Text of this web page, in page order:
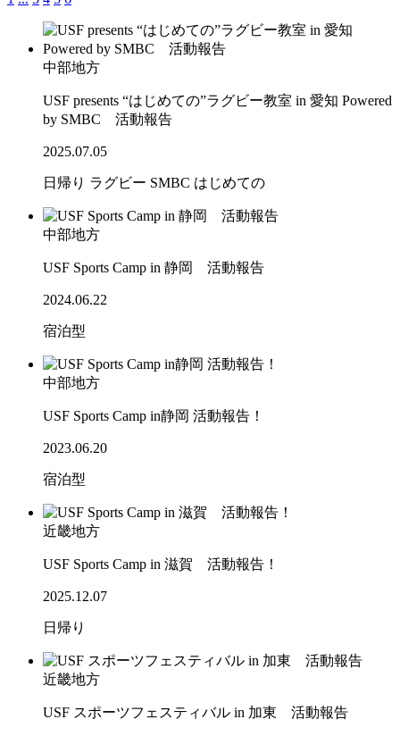
中部地方
USF presents “はじめての”ラグビー教室 in 愛知 Powered
by SMBC 活動報告
2025.07.05
日帰り ラグビー SMBC はじめての
中部地方
USF Sports Camp in 静岡 活動報告
2024.06.22
宿泊型
中部地方
USF Sports Camp in静岡 活動報告！
2023.06.20
宿泊型
近畿地方
USF Sports Camp in 滋賀 活動報告！
2025.12.07
日帰り
近畿地方
USF スポーツフェスティバル in 加東 活動報告